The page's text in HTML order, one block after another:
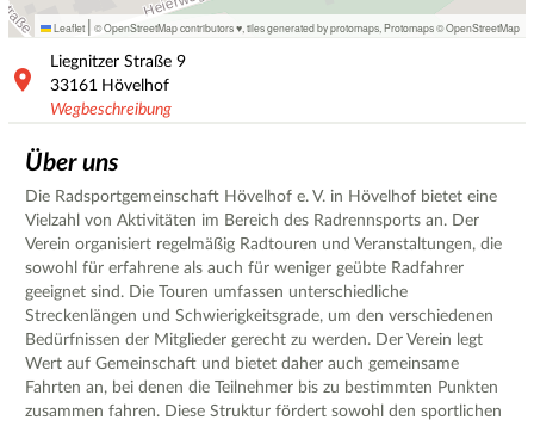
Leaflet | © OpenStreetMap contributors ♥, tiles generated by protomaps Protomaps©OpenStreetMap
Liegnitzer Straße 9
33161 Hövelhof
Wegbeschreibung
Über uns
Die Radsportgemeinschaft Hövelhof e. V. in Hövelhof bietet eine
Vielzahl von Aktivitäten im Bereich des Radrennsports an. Der
Verein organisiert regelmäßig Radtouren und Veranstaltungen, die
sowohl für erfahrene als auch für weniger geübte Radfahrer
geeignet sind. Die Touren umfassen unterschiedliche
Streckenlängen und Schwierigkeitsgrade, um den verschiedenen
Bedürfnissen der Mitglieder gerecht zu werden. Der Verein legt
Wert auf Gemeinschaft und bietet daher auch gemeinsame
Fahrten an, bei denen die Teilnehmer bis zu bestimmten Punkten
zusammen fahren. Diese Struktur fördert sowohl den sportlichen